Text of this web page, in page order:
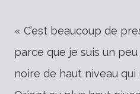
« C’est beaucoup de
parce que je suis un
noire de haut niveau